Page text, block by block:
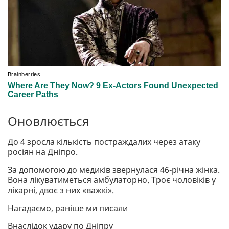
Оновлюється
До 4 зросла кількість постраждалих через атаку
росіян на Дніпро.
За допомогою до медиків звернулася 46-річна жінка.
Вона лікуватиметься амбулаторно. Троє чоловіків у
лікарні, двоє з них «важкі».
Нагадаємо, раніше ми писали
Внаслідок удару по Дніпру